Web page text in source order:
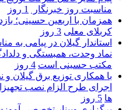
مناسبت روز خبرنگار ‌
1 روز
همزمان با اربعین حسینی؛
کربلای معلی 3 روز
استاندار گیلان در پیامی به
نماد وحدت، همبستگی و
مکتب حسینی است 4 روز
با همکاری توزیع برق گیلان و
اجرای طرح الزام نصب
ها 5 روز